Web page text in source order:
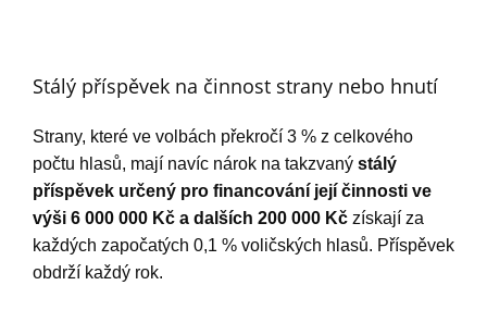
Stálý příspěvek na činnost strany nebo hnutí
Strany, které ve volbách překročí 3 % z celkového
počtu hlasů, mají navíc nárok na takzvaný stálý
příspěvek určený pro financování její činnosti ve
výši 6 000 000 Kč a dalších 200 000 Kč získají za
každých započatých 0,1 % voličských hlasů. Příspěvek
obdrží každý rok.